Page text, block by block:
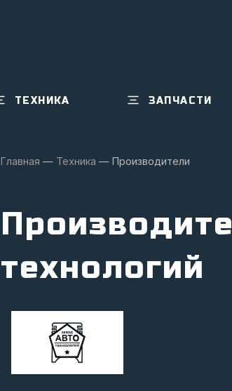
ТЕХНИКА ЗАПЧАСТИ
Главная — Техника — Производители
технологий